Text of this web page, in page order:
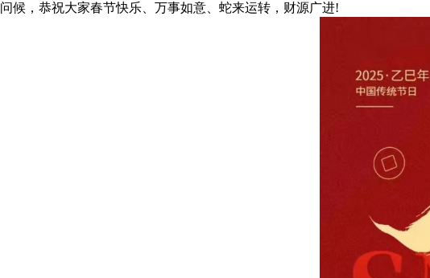
问候，恭祝大家春节快乐、万事如意、蛇来运转，财源广进!